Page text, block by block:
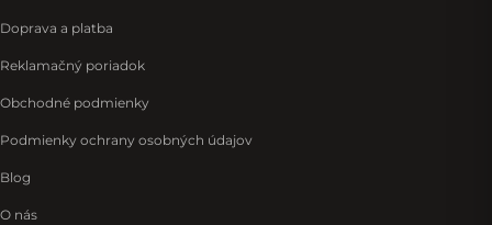
Doprava a platba
Reklamačný poriadok
Obchodné podmienky
Podmienky ochrany osobných údajov
Blog
O nás